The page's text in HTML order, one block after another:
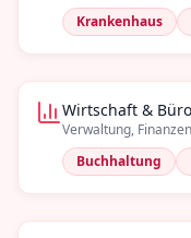
Krankenhaus
Wirtschaft & Büro
Verwaltung,
Buchhaltung